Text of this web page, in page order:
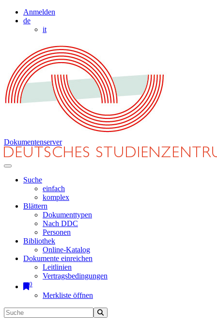
Anmelden
de
it
Dokumentenserver
Suche
einfach
komplex
Blättern
Dokumenttypen
Nach DDC
Personen
Bibliothek
Online-Katalog
Dokumente einreichen
Leitlinien
Vertragsbedingungen
0
Merkliste öffnen